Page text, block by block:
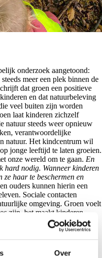
Over
onderzoek aangetoond:
meer een plek binnen de
dat groen een positieve
en dat natuurbeleving
veel buiten zijn worden
laat kinderen zichzelf
natuur steeds weer opnieuw
verantwoordelijke
natuur. Het kindcentrum wil
jonge leeftijd te laten groeien.
onze wereld om te gaan. En
hard nodig. Wanneer kinderen
ze haar te beschermen en
ouders kunnen hierin een
Sociale contacten
omgeving. Groen voelt
zijn, het maakt kinderen
die op beeldschermen
die beweegt, geluid
herhaling interessant en dit